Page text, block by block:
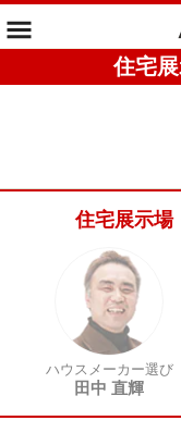
住宅
住宅展示場
ハウスメーカー選び
田中 直輝